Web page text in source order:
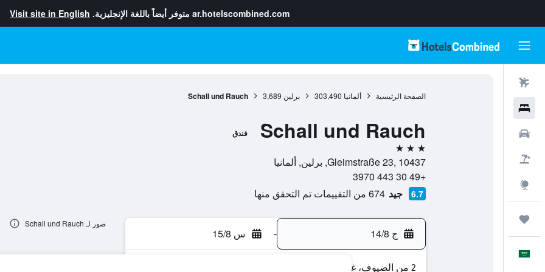
ar.hotelscombined.com متوفر أيضاً باللغة الإنجليزية. Visit site in English
الصفحة الرئيسية ألمانيا 303,490 برلين 3,689
Schall und Rauch
Schall und Rauch فندق
3 نجوم
Gleimstraße 23, 10437, برلين, ألمانيا
+49 30 443 3970
6.7 جيد 674 من التقييمات تم التحقق منها
ج 14/8 - س 15/8
2 من الضيوف، غرفة واحدة
صور لـ Schall und Rauch